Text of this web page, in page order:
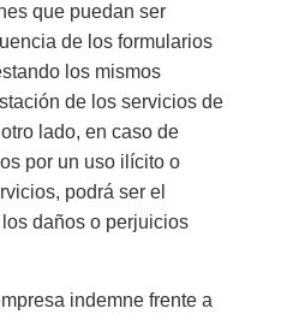
que puedan ser
de los formularios
los mismos
de los servicios de
lado, en caso de
por un uso ilícito o
podrá ser el
daños o perjuicios
indemne frente a